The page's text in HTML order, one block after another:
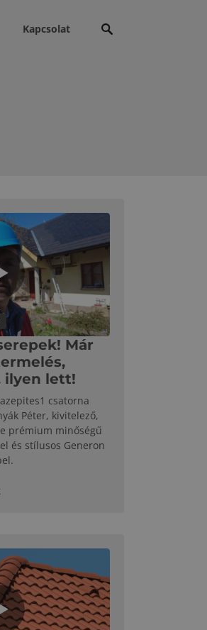
Kapcsolat Keresés:
Már
ilyen lett!
csatorna
Péter, kivitelező,
prémium minőségű
és stílusos Generon